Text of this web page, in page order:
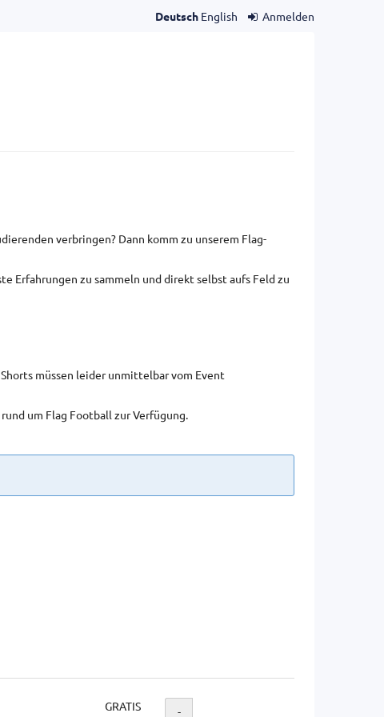
Deutsch English Anmelden
verbringen? Dann komm zu unserem Flag-
Erfahrungen zu sammeln und direkt selbst aufs Feld zu
müssen leider unmittelbar vom Event
um Flag Football zur Verfügung.
GRATIS Menge
-